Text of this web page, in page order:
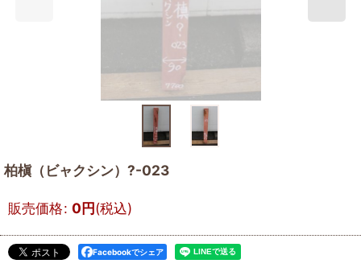
柏槇（ビャクシン）?-023
販売価格: 0円(税込)
Facebookでシェア